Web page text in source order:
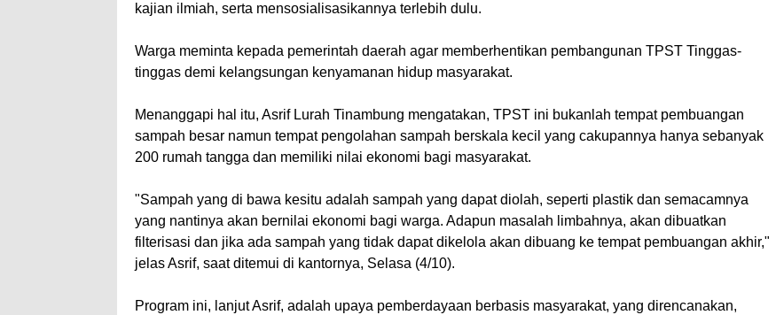
kajian ilmiah, serta mensosialisasikannya terlebih dulu.
Warga meminta kepada pemerintah daerah agar memberhentikan pembangunan TPST Tinggas-
tinggas demi kelangsungan kenyamanan hidup masyarakat.
Menanggapi hal itu, Asrif Lurah Tinambung mengatakan, TPST ini bukanlah tempat pembuangan
sampah besar namun tempat pengolahan sampah berskala kecil yang cakupannya hanya sebanyak
200 rumah tangga dan memiliki nilai ekonomi bagi masyarakat.
"Sampah yang di bawa kesitu adalah sampah yang dapat diolah, seperti plastik dan semacamnya
yang nantinya akan bernilai ekonomi bagi warga. Adapun masalah limbahnya, akan dibuatkan
filterisasi dan jika ada sampah yang tidak dapat dikelola akan dibuang ke tempat pembuangan akhir,"
jelas Asrif, saat ditemui di kantornya, Selasa (4/10).
Program ini, lanjut Asrif, adalah upaya pemberdayaan berbasis masyarakat, yang direncanakan,